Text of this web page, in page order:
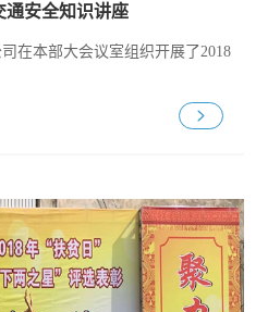
通安全知识讲座
在本部大会议室组织开展了2018